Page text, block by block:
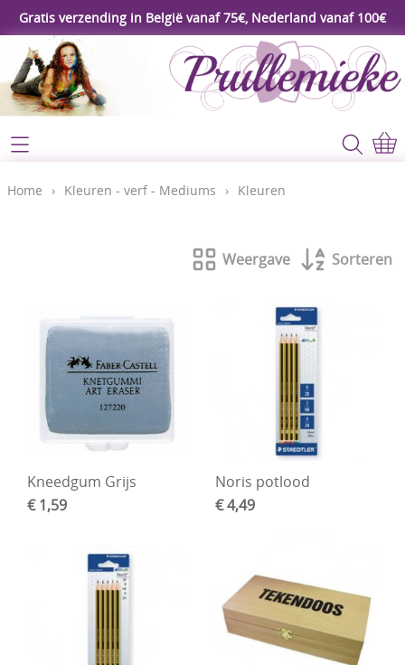
Gratis verzending in België vanaf 75€, Nederland vanaf 100€
Webshop
Koopjeshoek
Lijm - Tape - Magneten
Papier - karton - enveloppen
Kaarten maken - Scrapbook
Boetseren - Modelleren
Verf en Co°
Bullet Journalling
Haken - Vilt
Bloemen uit crêpepapier of chenille
Home
Video's
Home › Kleuren - verf - Mediums › Kleuren
Weergave Sorteren
Kneedgum Grijs
€ 1,59
Noris potlood
€ 4,49